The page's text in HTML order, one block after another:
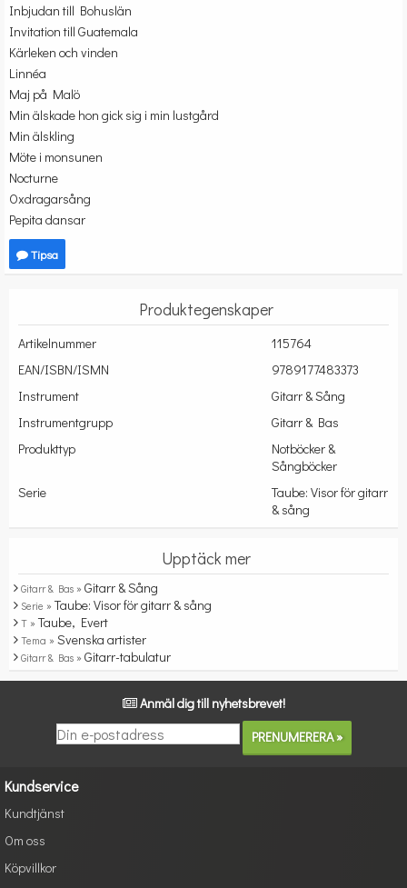
Inbjudan till Bohuslän
Invitation till Guatemala
Kärleken och vinden
Linnéa
Maj på Malö
Min älskade hon gick sig i min lustgård
Min älskling
Möte i monsunen
Nocturne
Oxdragarsång
Pepita dansar
Tipsa
Produktegenskaper
Artikelnummer
115764
EAN/ISBN/ISMN
9789177483373
Instrument
Gitarr & Sång
Instrumentgrupp
Gitarr & Bas
Produkttyp
Notböcker &
Sångböcker
Serie
Taube: Visor för gitarr
& sång
Upptäck mer
Gitarr & Bas » Gitarr & Sång
Serie » Taube: Visor för gitarr & sång
T » Taube, Evert
Tema » Svenska artister
Gitarr & Bas » Gitarr-tabulatur
Anmäl dig till nyhetsbrevet!
Kundservice
Kundtjänst
Om oss
Köpvillkor